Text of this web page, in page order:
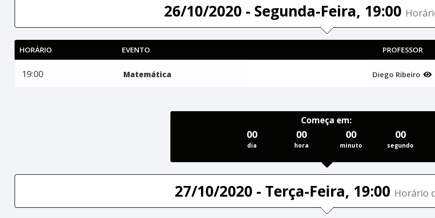
26/10/2020 - Segunda-Feira, 19:00
HORÁRIO EVENTO PROFESSOR
19:00 Matemática Diego Ribeiro
Começa em:
00
dia
00
hora
00
minuto
00
segundo
27/10/2020 - Terça-Feira, 19:00 Horário